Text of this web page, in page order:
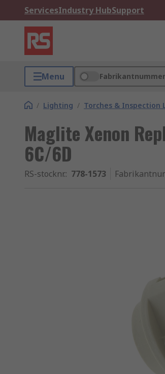
ServicesIndustry HubSupport
Menu Fabrikantnummer
/ Lighting / Torches & Inspection
Maglite Xenon
6C/6D
RS-stocknr.: 778-1573